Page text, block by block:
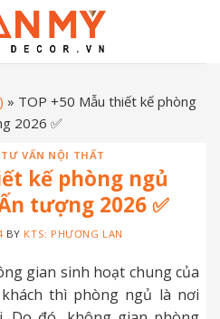
» TOP +50 Mẫu thiết kế phòng
2026 ✅
TƯ VẤN NỘI THẤT
kế phòng ngủ
tượng 2026 ✅
BY KTS: PHƯƠNG LAN
gian sinh hoạt chung của
thì phòng ngủ là nơi